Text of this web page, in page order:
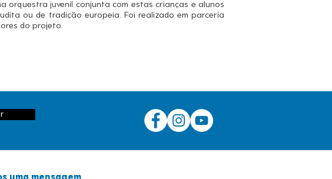
orquestra juvenil conjunta com estas crianças e alunos
ou de tradição europeia. Foi realizado em parceria
do projeto.